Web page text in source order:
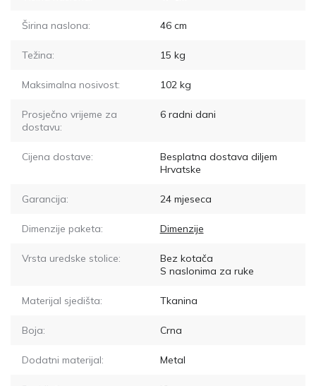
Širina naslona: 46cm
Težina: 15 kg
Maksimalna nosivost: 102kg
Prosječno vrijeme za
dostavu:
6radni dani
Cijena dostave:
Besplatna dostava diljem
Hrvatske
Garancija: 24 mjeseca
Dimenzije paketa: Dimenzije
Vrsta uredske stolice:
Bez kotača
S naslonima za ruke
Materijal sjedišta: Tkanina
Boja: Crna
Dodatni materijal: Metal